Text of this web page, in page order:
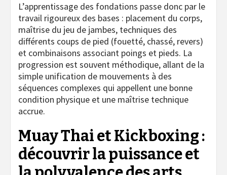
L’apprentissage des fondations passe donc par le
travail rigoureux des bases : placement du corps,
maîtrise du jeu de jambes, techniques des
différents coups de pied (fouetté, chassé, revers)
et combinaisons associant poings et pieds. La
progression est souvent méthodique, allant de la
simple unification de mouvements à des
séquences complexes qui appellent une bonne
condition physique et une maîtrise technique
accrue.
Muay Thai et Kickboxing :
découvrir la puissance et